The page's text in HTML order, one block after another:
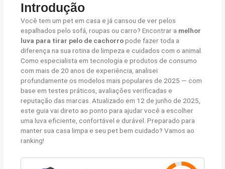
Introdução
Você tem um pet em casa e já cansou de ver pelos
espalhados pelo sofá, roupas ou carro? Encontrar a melhor
luva para tirar pelo de cachorropode fazer toda a
diferença na sua rotina de limpeza e cuidados com o animal.
Como especialista em tecnologia e produtos de consumo
com mais de 20 anos de experiência, analisei
profundamente os modelos mais populares de 2025 — com
base em testes práticos, avaliações verificadas e
reputação das marcas. Atualizado em 12 de junho de 2025,
este guia vai direto ao ponto para ajudar você a escolher
uma luva eficiente, confortável e durável. Preparado para
manter sua casa limpa e seu pet bem cuidado? Vamos ao
ranking!